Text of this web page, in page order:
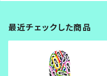
最近チェックした商品